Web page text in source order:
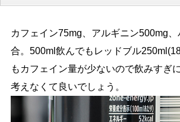
カフェイン75mg、アルギニン500mg
合。500ml飲んでもレッドブル
もカフェイン量が少ないので飲みすぎ
考えなくて良いでしょう。